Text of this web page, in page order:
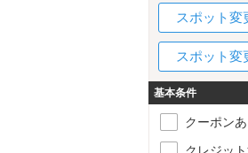
スポット変
スポット変
基本条件
クーポンあ